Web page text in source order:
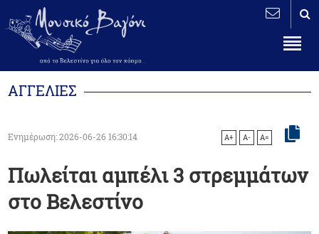
AΓΓΕΛΙΕΣ
Ενημέρωση: 2026-06-26 16:30:14 A+ A- A=
Πωλείται αμπέλι 3 στρεμμάτων
στο Βελεστίνο